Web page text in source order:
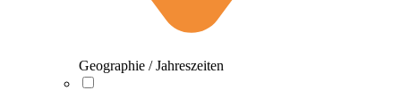
Geographie / Jahreszeiten